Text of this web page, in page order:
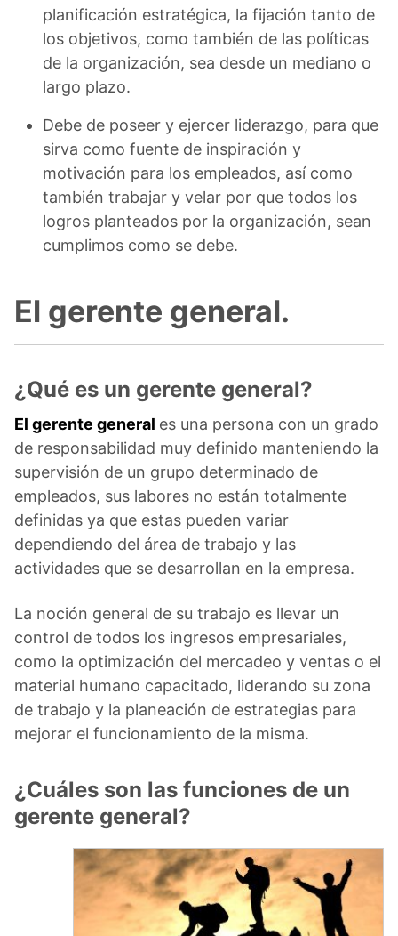
planificación estratégica, la fijación tanto de
los objetivos, como también de las políticas
de la organización, sea desde un mediano o
largo plazo.
Debe de poseer y ejercer liderazgo, para que
sirva como fuente de inspiración y
motivación para los empleados, así como
también trabajar y velar por que todos los
logros planteados por la organización, sean
cumplimos como se debe.
El gerente general.
¿Qué es un gerente general?
El gerente general es una persona con un grado
de responsabilidad muy definido manteniendo la
supervisión de un grupo determinado de
empleados, sus labores no están totalmente
definidas ya que estas pueden variar
dependiendo del área de trabajo y las
actividades que se desarrollan en la empresa.
La noción general de su trabajo es llevar un
control de todos los ingresos empresariales,
como la optimización del mercadeo y ventas o el
material humano capacitado, liderando su zona
de trabajo y la planeación de estrategias para
mejorar el funcionamiento de la misma.
¿Cuáles son las funciones de un
gerente general?